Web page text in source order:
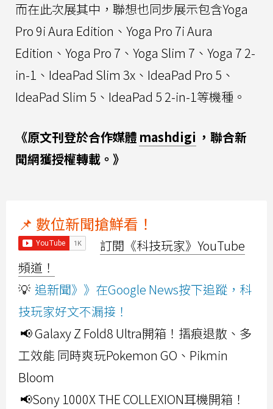
而在此次展其中，聯想也同步展示包含Yoga
Pro 9i Aura Edition、Yoga Pro 7i Aura
Edition、Yoga Pro 7、Yoga Slim 7、Yoga 7 2-
in-1、IdeaPad Slim 3x、IdeaPad Pro 5、
IdeaPad Slim 5、IdeaPad 5 2-in-1等機種。
《原文刊登於合作媒體 mashdigi ，聯合新
聞網獲授權轉載。》
📌 數位新聞搶鮮看！
訂閱《科技玩家》YouTube
頻道！
💡 追新聞》》在Google News按下追蹤，科
技玩家好文不漏接！
📢 Galaxy Z Fold8 Ultra開箱！摺痕退散、多
工效能 同時爽玩Pokemon GO、Pikmin
Bloom
📢Sony 1000X THE COLLEXION耳機開箱！